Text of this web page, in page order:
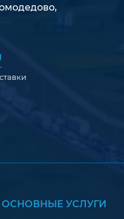
ОСНОВНЫЕ УСЛУГИ